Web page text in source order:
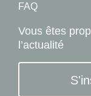
FAQ
Vous êtes
l’actualité